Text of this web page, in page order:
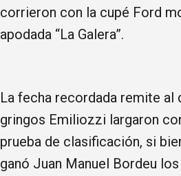
corrieron con la cupé Ford
apodada “La Galera”.
La fecha recordada remite al
gringos Emiliozzi largaron
prueba de clasificación, si
ganó Juan Manuel Bordeu